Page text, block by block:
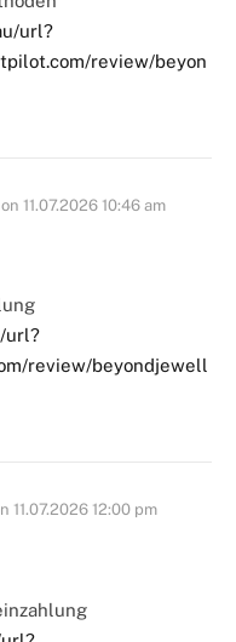
url?
review/beyon
on 11.07.2026 10:46 am
url?
review/beyondjewell
11.07.2026 12:00 pm